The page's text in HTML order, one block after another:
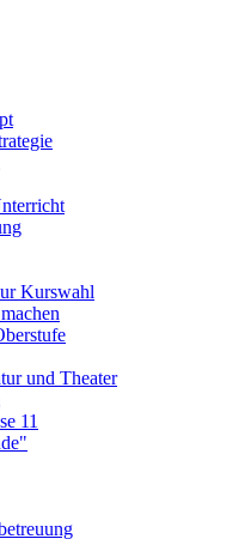
Kurswahl
und Theater
11